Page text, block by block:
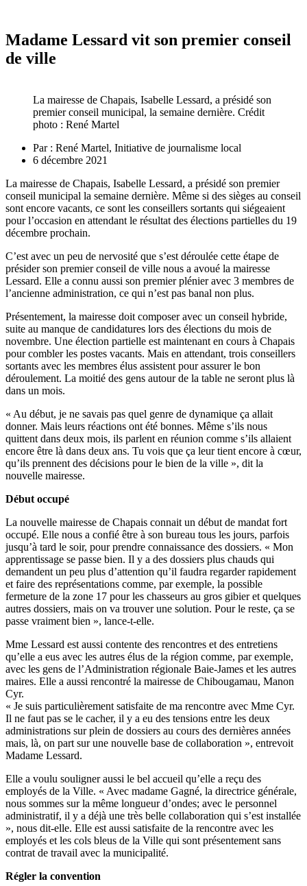
Madame Lessard vit son premier conseil
de ville
La mairesse de Chapais, Isabelle Lessard, a présidé son
premier conseil municipal, la semaine dernière. Crédit
photo : René Martel
Par : René Martel, Initiative de journalisme local
6 décembre 2021
La mairesse de Chapais, Isabelle Lessard, a présidé son premier
conseil municipal la semaine dernière. Même si des sièges au conseil
sont encore vacants, ce sont les conseillers sortants qui siégeaient
pour l’occasion en attendant le résultat des élections partielles du 19
décembre prochain.
C’est avec un peu de nervosité que s’est déroulée cette étape de
présider son premier conseil de ville nous a avoué la mairesse
Lessard. Elle a connu aussi son premier plénier avec 3 membres de
l’ancienne administration, ce qui n’est pas banal non plus.
Présentement, la mairesse doit composer avec un conseil hybride,
suite au manque de candidatures lors des élections du mois de
novembre. Une élection partielle est maintenant en cours à Chapais
pour combler les postes vacants. Mais en attendant, trois conseillers
sortants avec les membres élus assistent pour assurer le bon
déroulement. La moitié des gens autour de la table ne seront plus là
dans un mois.
« Au début, je ne savais pas quel genre de dynamique ça allait
donner. Mais leurs réactions ont été bonnes. Même s’ils nous
quittent dans deux mois, ils parlent en réunion comme s’ils allaient
encore être là dans deux ans. Tu vois que ça leur tient encore à cœur,
qu’ils prennent des décisions pour le bien de la ville », dit la
nouvelle mairesse.
Début occupé
La nouvelle mairesse de Chapais connait un début de mandat fort
occupé. Elle nous a confié être à son bureau tous les jours, parfois
jusqu’à tard le soir, pour prendre connaissance des dossiers. « Mon
apprentissage se passe bien. Il y a des dossiers plus chauds qui
demandent un peu plus d’attention qu’il faudra regarder rapidement
et faire des représentations comme, par exemple, la possible
fermeture de la zone 17 pour les chasseurs au gros gibier et quelques
autres dossiers, mais on va trouver une solution. Pour le reste, ça se
passe vraiment bien », lance-t-elle.
Mme Lessard est aussi contente des rencontres et des entretiens
qu’elle a eus avec les autres élus de la région comme, par exemple,
avec les gens de l’Administration régionale Baie-James et les autres
maires. Elle a aussi rencontré la mairesse de Chibougamau, Manon
Cyr.
« Je suis particulièrement satisfaite de ma rencontre avec Mme Cyr.
Il ne faut pas se le cacher, il y a eu des tensions entre les deux
administrations sur plein de dossiers au cours des dernières années
mais, là, on part sur une nouvelle base de collaboration », entrevoit
Madame Lessard.
Elle a voulu souligner aussi le bel accueil qu’elle a reçu des
employés de la Ville. « Avec madame Gagné, la directrice générale,
nous sommes sur la même longueur d’ondes; avec le personnel
administratif, il y a déjà une très belle collaboration qui s’est installée
», nous dit-elle. Elle est aussi satisfaite de la rencontre avec les
employés et les cols bleus de la Ville qui sont présentement sans
contrat de travail avec la municipalité.
Régler la convention